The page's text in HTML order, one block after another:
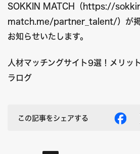
SOKKIN MATCH（https://
match.me/partner_talent/）が
お知らせいたします。
人材マッチングサイト9選！メリッ
ラログ
この記事をシェアする